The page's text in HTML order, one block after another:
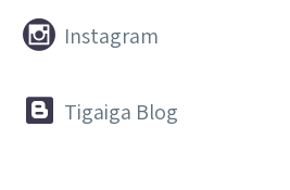

 Instagram

 Tigaiga Blog